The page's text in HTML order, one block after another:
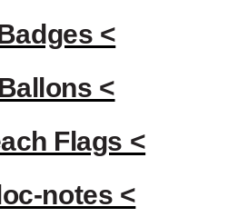
<
<
Flags <
notes <